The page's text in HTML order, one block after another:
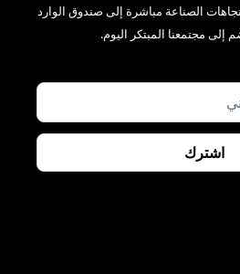
الصناعة مباشرة إلى صندوق الوارد
إلى مجتمعنا المبتكر اليوم.